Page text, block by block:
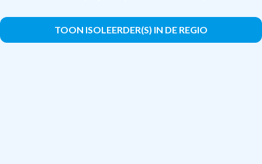
TOON ISOLEERDER(S) IN DE REGIO